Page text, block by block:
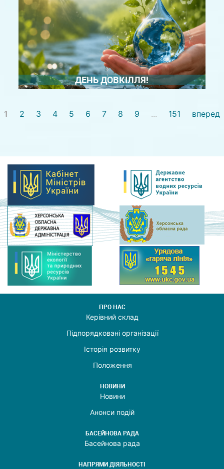
охорони навколишнього природного середовища
та раціонального використання природних
ресурсів. Цей день є нагодою ...
ДЕТАЛЬНІШЕ
ДЕНЬ ДОВКІЛЛЯ!
Сьогодні — День довкілля ! Це нагода ще раз
одного ...
ДЕТАЛЬНІШЕ
1 2 3 4 5 6 7 8 9 ... 151 вперед
ПРО НАС
Керівний склад
Підпорядковані організації
Історія розвитку
Положення
НОВИНИ
Новини
Анонси подій
БАСЕЙНОВА РАДА
Басейнова рада
НАПРЯМИ ДІЯЛЬНОСТІ